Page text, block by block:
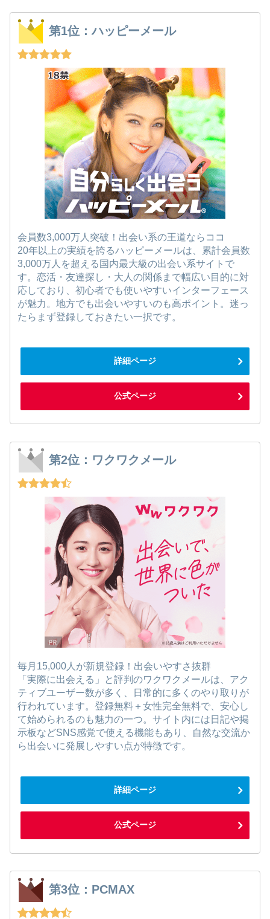
第1位：ハッピーメール
会員数3,000万人突破！出会い系の王道ならココ
20年以上の実績を誇るハッピーメールは、累計会員数
3,000万人を超える国内最大級の出会い系サイトで
す。恋活・友達探し・大人の関係まで幅広い目的に対
応しており、初心者でも使いやすいインターフェース
が魅力。地方でも出会いやすいのも高ポイント。迷っ
たらまず登録しておきたい一択です。
詳細ページ
公式ページ
第2位：ワクワクメール
毎月15,000人が新規登録！出会いやすさ抜群
「実際に出会える」と評判のワクワクメールは、アク
ティブユーザー数が多く、日常的に多くのやり取りが
行われています。登録無料＋女性完全無料で、安心し
て始められるのも魅力の一つ。サイト内には日記や掲
示板などSNS感覚で使える機能もあり、自然な交流か
ら出会いに発展しやすい点が特徴です。
詳細ページ
公式ページ
第3位：PCMAX